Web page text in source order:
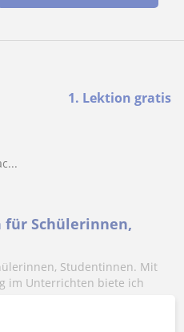
1. Lektion gratis
für Schülerinnen,
Studentinnen. Mit
im Unterrichten biete ich